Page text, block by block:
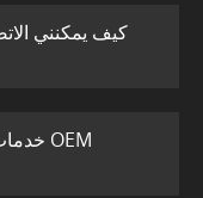
كيف يمكنني